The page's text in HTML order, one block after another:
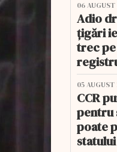
06
Adio
țigări
trec
05
CCR
pentru
poate
statului